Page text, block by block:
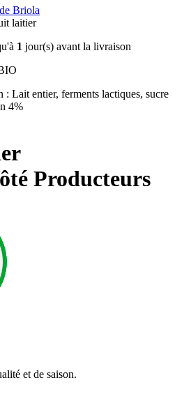
Briola
laitier
1 jour(s) avant la livraison
Lait entier, ferments lactiques, sucre
4%
Producteurs
et de saison.